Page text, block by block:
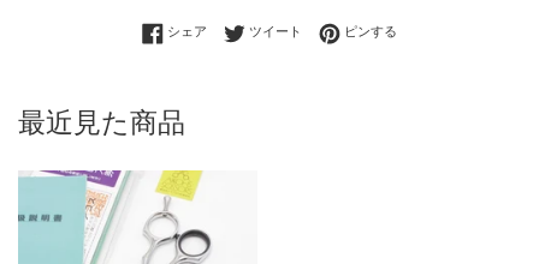
シェア Facebookでシェアする
ツイート Twitterに投稿する
ピンする
最近見た商品